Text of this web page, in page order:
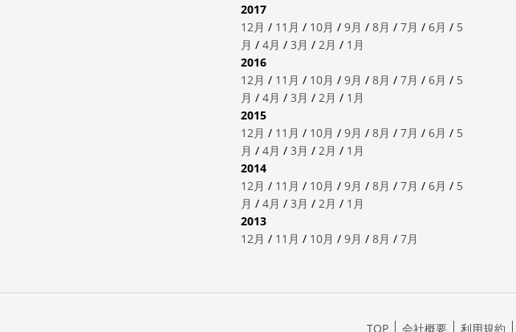
2017
12月 / 11月 / 10月 / 9月 / 8月 / 7月 / 6月 / 5
月 / 4月 / 3月 / 2月 / 1月
2016
12月 / 11月 / 10月 / 9月 / 8月 / 7月 / 6月 / 5
月 / 4月 / 3月 / 2月 / 1月
2015
12月 / 11月 / 10月 / 9月 / 8月 / 7月 / 6月 / 5
月 / 4月 / 3月 / 2月 / 1月
2014
12月 / 11月 / 10月 / 9月 / 8月 / 7月 / 6月 / 5
月 / 4月 / 3月 / 2月 / 1月
2013
12月 / 11月 / 10月 / 9月 / 8月 / 7月
TOP 会社概要 利用規約